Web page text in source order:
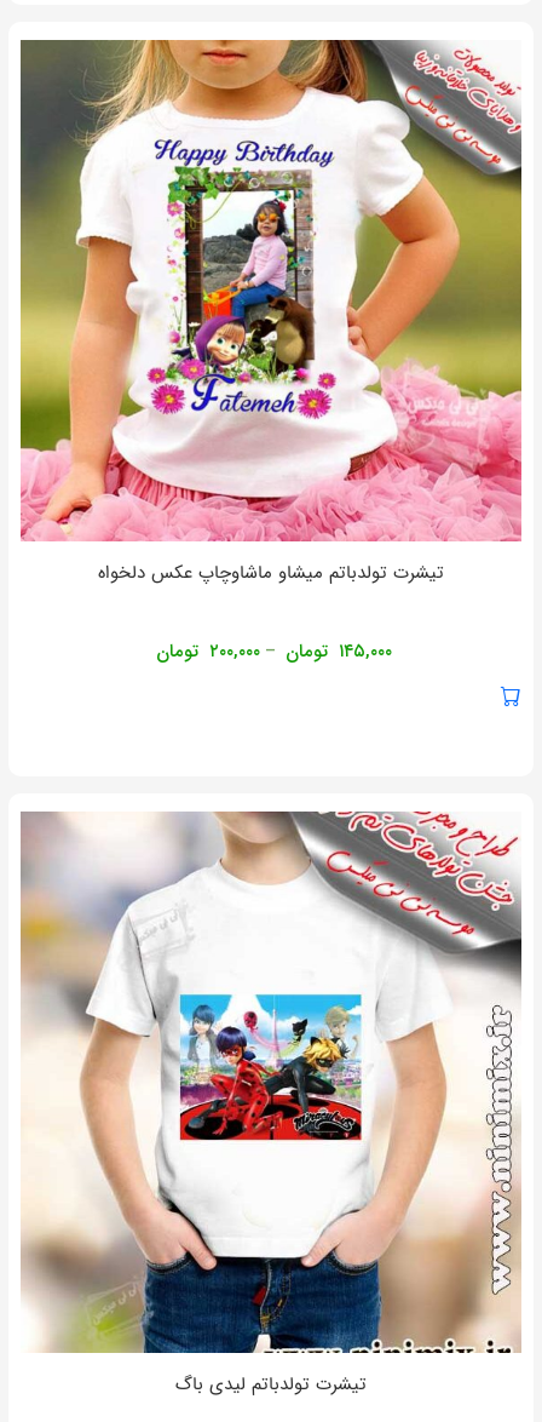
تیشرت تولدباتم میشاو ماشاوچاپ عکس دلخواه
۱۴۵,۰۰۰ تومان – ۲۰۰,۰۰۰ تومان
تیشرت تولدباتم لیدی باگ